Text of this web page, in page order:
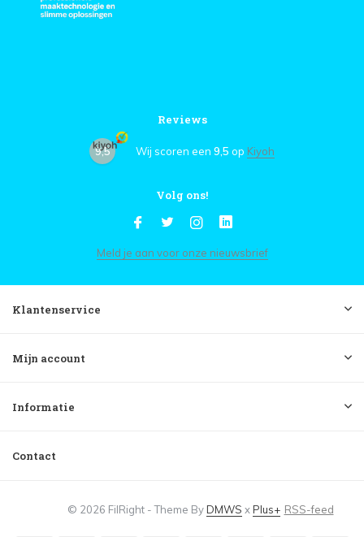
Reviews
9,5 Wij scoren een 9,5 op Kiyoh
Volg ons!
Meld je aan voor onze nieuwsbrief
Klantenservice
Mijn account
Informatie
Contact
© 2026 FilRight - Theme ByDMWS xPlus+ RSS-feed